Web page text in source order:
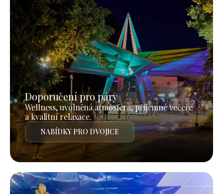
Doporučení pro páry
Wellness, uvolněná atmosféra, příjemné večeře
a kvalitní relaxace.
NABÍDKY PRO DVOJICE